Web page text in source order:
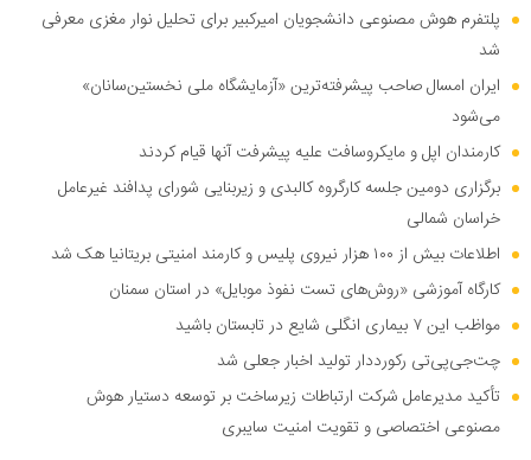
پلتفرم هوش مصنوعی دانشجویان امیرکبیر برای تحلیل نوار مغزی معرفی
شد
ایران امسال صاحب پیشرفته‌ترین «آزمایشگاه ملی نخستین‌سانان»
می‌شود
کارمندان اپل و مایکروسافت علیه پیشرفت آنها قیام کردند
برگزاری دومین جلسه کارگروه کالبدی و زیربنایی شورای پدافند غیرعامل
خراسان شمالی
اطلاعات بیش از ۱۰۰ هزار نیروی پلیس و کارمند امنیتی بریتانیا هک شد
کارگاه آموزشی «روش‌های تست نفوذ موبایل» در استان سمنان
مواظب این ۷ بیماری انگلی شایع در تابستان باشید
چت‌جی‌پی‌تی رکورددار تولید اخبار جعلی شد
تأکید مدیرعامل شرکت ارتباطات زیرساخت بر توسعه دستیار هوش
مصنوعی اختصاصی و تقویت امنیت سایبری